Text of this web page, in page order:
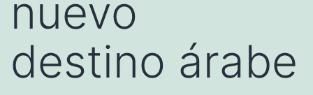
nuevo
destino árabe